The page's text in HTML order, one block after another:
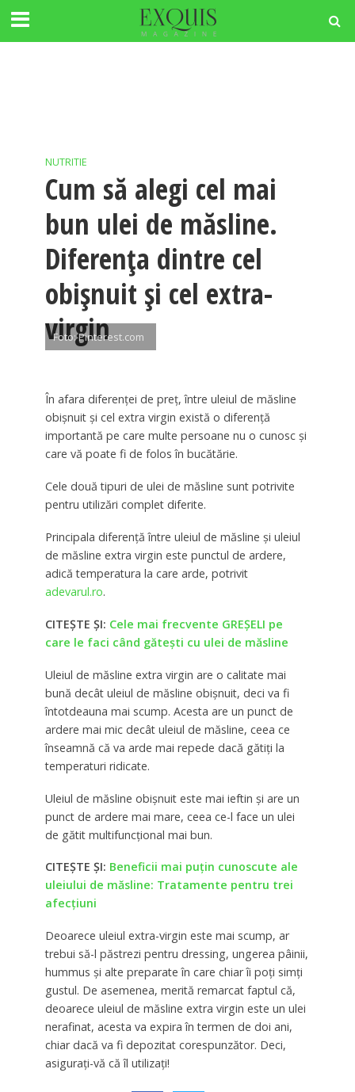
NUTRITIE
Cum să alegi cel mai
bun ulei de măsline.
Diferența dintre cel
obișnuit și cel extra-
virgin
Foto: Pinterest.com
În afara diferenţei de preţ, între uleiul de măsline
obişnuit şi cel extra virgin există o diferenţă
importantă pe care multe persoane nu o cunosc şi
care vă poate fi de folos în bucătărie.
Cele două tipuri de ulei de măsline sunt potrivite
pentru utilizări complet diferite.
Principala diferenţă între uleiul de măsline şi uleiul
de măsline extra virgin este punctul de ardere,
adică temperatura la care arde, potrivit
adevarul.ro.
CITEȘTE ȘI: Cele mai frecvente GREȘELI pe
care le faci când gătești cu ulei de măsline
Uleiul de măsline extra virgin are o calitate mai
bună decât uleiul de măsline obişnuit, deci va fi
întotdeauna mai scump. Acesta are un punct de
ardere mai mic decât uleiul de măsline, ceea ce
înseamnă că va arde mai repede dacă gătiţi la
temperaturi ridicate.
Uleiul de măsline obişnuit este mai ieftin şi are un
punct de ardere mai mare, ceea ce-l face un ulei
de gătit multifuncţional mai bun.
CITEȘTE ȘI: Beneficii mai puțin cunoscute ale
uleiului de măsline: Tratamente pentru trei
afecțiuni
Deoarece uleiul extra-virgin este mai scump, ar
trebui să-l păstrezi pentru dressing, ungerea pâinii,
hummus şi alte preparate în care chiar îi poţi simţi
gustul. De asemenea, merită remarcat faptul că,
deoarece uleiul de măsline extra virgin este un ulei
nerafinat, acesta va expira în termen de doi ani,
chiar dacă va fi depozitat corespunzător. Deci,
asiguraţi-vă că îl utilizaţi!